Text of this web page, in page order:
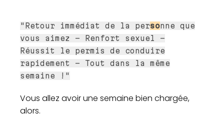
"Retour immédiat de la personne que
vous aimez – Renfort sexuel –
Réussit le permis de conduire
rapidement – Tout dans la même
semaine !"
Vous allez avoir une semaine bien chargée,
alors.